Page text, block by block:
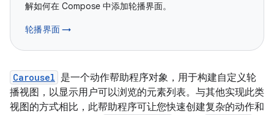
解如何在 Compose 中添加轮播界面。
轮播界面 →
Carousel 是一个动作帮助程序对象，用于构建自定义轮
播视图，以显示用户可以浏览的元素列表。与其他实现此类
视图的方式相比，此帮助程序可让您快速创建复杂的动作和